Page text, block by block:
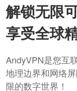
解锁无限
享受全球
AndyVPN是您互
地理边界和网络
限的数字世界！